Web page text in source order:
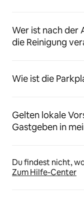
Wer ist nach der
die Reinigung
Wie ist die
Gelten lokale
Gastgeben in
Du findest nicht,
Zum Hilfe-Center